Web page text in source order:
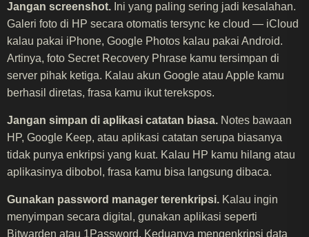
Jangan screenshot. Ini yang paling sering jadi kesalahan.
Galeri foto di HP secara otomatis tersync ke cloud — iCloud
kalau pakai iPhone, Google Photos kalau pakai Android.
Artinya, foto Secret Recovery Phrase kamu tersimpan di
server pihak ketiga. Kalau akun Google atau Apple kamu
berhasil diretas, frasa kamu ikut terekspos.
Jangan simpan di aplikasi catatan biasa. Notes bawaan
HP, Google Keep, atau aplikasi catatan serupa biasanya
tidak punya enkripsi yang kuat. Kalau HP kamu hilang atau
aplikasinya dibobol, frasa kamu bisa langsung dibaca.
Gunakan password manager terenkripsi. Kalau ingin
menyimpan secara digital, gunakan aplikasi seperti
Bitwarden atau 1Password. Keduanya mengenkripsi data